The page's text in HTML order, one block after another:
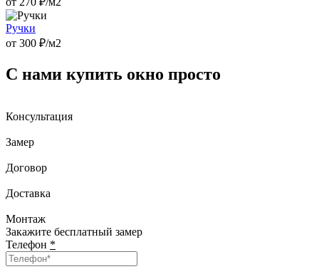
Ручки
от 300 ₽/м2
С нами купить окно просто
Консультация
Замер
Договор
Доставка
Монтаж
Закажите бесплатный замер
Телефон *